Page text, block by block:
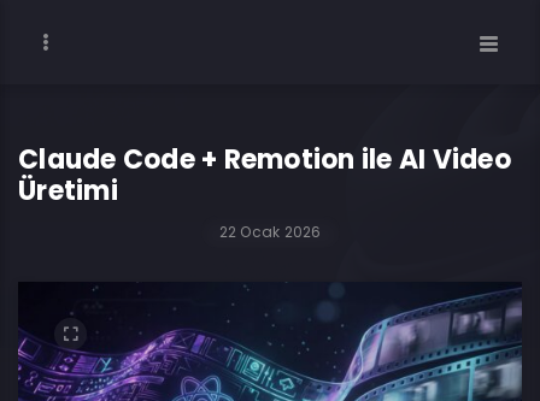
Claude Code + Remotion ile AI Video
Üretimi
22 Ocak 2026